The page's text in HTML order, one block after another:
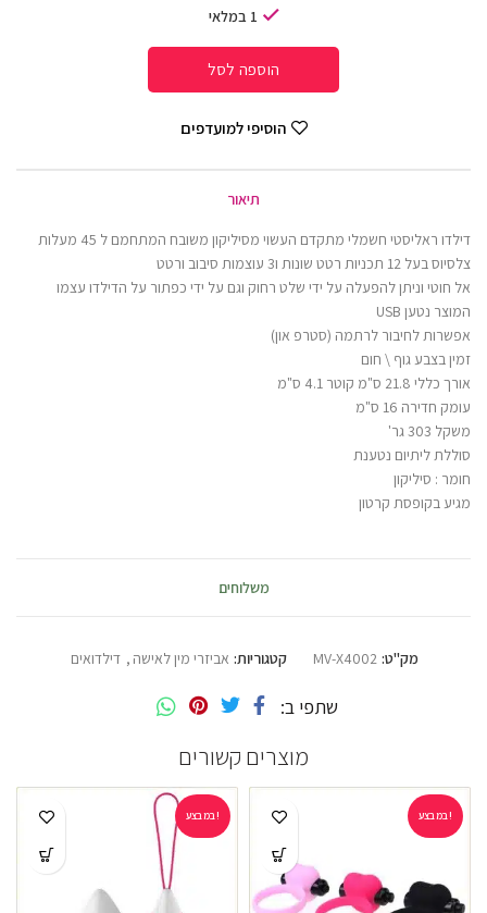
1 במלאי
הוספה לסל
הוסיפי למועדפים
תיאור
דילדו ראליסטי חשמלי מתקדם העשוי מסיליקון משובח המתחמם ל 45 מעלות
צלסיוס בעל 12 תכניות רטט שונות ו3 עוצמות סיבוב ורטט
אל חוטי וניתן להפעלה על ידי שלט רחוק וגם על ידי כפתור על הדילדו עצמו
המוצר נטען USB
אפשרות לחיבור לרתמה (סטרפ און)
זמין בצבע גוף \ חום
אורך כללי 21.8 ס"מ קוטר 4.1 ס"מ
עומק חדירה 16 ס"מ
משקל 303 גר'
סוללת ליתיום נטענת
חומר : סיליקון
מגיע בקופסת קרטון
משלוחים
מק"ט: MV-X4002 קטגוריות: אביזרי מין לאישה , דילדואים
שתפי ב
מוצרים קשורים
במבצע! במבצע!